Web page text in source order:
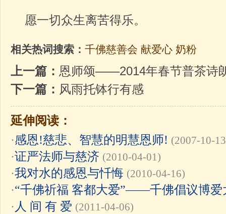
愿一切众生离苦得乐。
相关热词搜索： 千佛慈善会 献爱心 奶粉
上一篇： 恩师颂——2014年春节普茶诗
下一篇： 风雨托钵行有感
延伸阅读：
·感恩!慈悲、智慧的明慧恩师! (2007-10-
·证严法师与慈济 (2010-04-01)
·我对水的感恩与忏悔 (2010-04-16)
·“千佛祈福 客都大爱”——千佛倡议博爱
· 人 间 有 爱 (2011-04-06)